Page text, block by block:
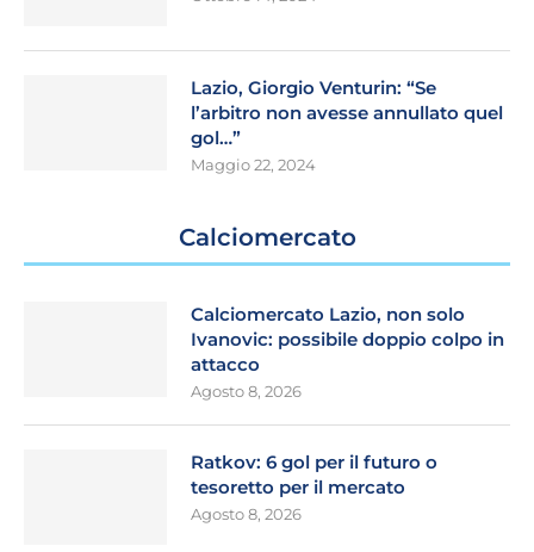
Lazio, Giorgio Venturin: “Se
l’arbitro non avesse annullato quel
gol…”
Maggio 22, 2024
Calciomercato
Calciomercato Lazio, non solo
Ivanovic: possibile doppio colpo in
attacco
Agosto 8, 2026
Ratkov: 6 gol per il futuro o
tesoretto per il mercato
Agosto 8, 2026